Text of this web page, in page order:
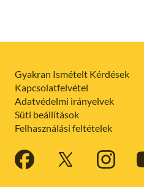
Gyakran Ismételt Kérdések
Kapcsolatfelvétel
Adatvédelmi irányelvek
Süti beállítások
Felhasználási feltételek